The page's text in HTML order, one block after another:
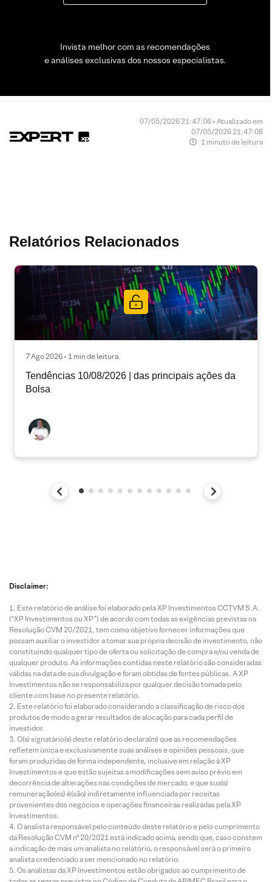
Invista melhor com as recomendações
e análises exclusivas dos nossos especialistas.
07/05/2026 21:47:06 • Atualizado em
07/05/2026 21:47:08
1 minuto de leitura
Relatórios Relacionados
7 Ago 2026 • 1 min de leitura
Tendências 10/08/2026 | das principais ações da
Bolsa
Disclaimer:
Este relatório de análise foi elaborado pela XP Investimentos CCTVM S.A.
(“XP Investimentos ou XP”) de acordo com todas as exigências previstas na
Resolução CVM 20/2021, tem como objetivo fornecer informações que
possam auxiliar o investidor a tomar sua própria decisão de investimento, não
constituindo qualquer tipo de oferta ou solicitação de compra e/ou venda de
qualquer produto. As informações contidas neste relatório são consideradas
válidas na data de sua divulgação e foram obtidas de fontes públicas. A XP
Investimentos não se responsabiliza por qualquer decisão tomada pelo
cliente com base no presente relatório.
Este relatório foi elaborado considerando a classificação de risco dos
produtos de modo a gerar resultados de alocação para cada perfil de
investidor.
O(s) signatário(s) deste relatório declara(m) que as recomendações
refletem única e exclusivamente suas análises e opiniões pessoais, que
foram produzidas de forma independente, inclusive em relação à XP
Investimentos e que estão sujeitas a modificações sem aviso prévio em
decorrência de alterações nas condições de mercado, e que sua(s)
remuneração(es) é(são) indiretamente influenciada por receitas
provenientes dos negócios e operações financeiras realizadas pela XP
Investimentos.
O analista responsável pelo conteúdo deste relatório e pelo cumprimento
da Resolução CVM nº 20/2021 está indicado acima, sendo que, caso constem
a indicação de mais um analista no relatório, o responsável será o primeiro
analista credenciado a ser mencionado no relatório.
Os analistas da XP Investimentos estão obrigados ao cumprimento de